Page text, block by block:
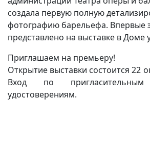
создала первую полную
фотографию барельефа. Впервые
представлено на выставке в Доме
Приглашаем на премьеру!
Открытие выставки состоится 22
Вход по
удостоверениям.